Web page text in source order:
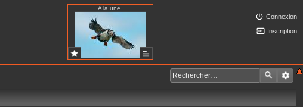
A la une
Connexion
Inscription